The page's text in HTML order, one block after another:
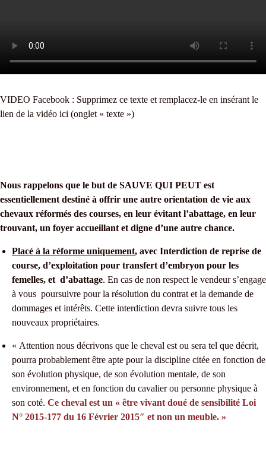
VIDEO Facebook : Supprimez ce texte et remplacez-le en insérant le
lien de la vidéo ici (onglet « texte »)
Nous rappelons que le but de SAUVE QUI PEUT est
essentiellement destiné à offrir une autre orientation de vie aux
chevaux réformés des courses, en leur évitant l’abattage, en leur
trouvant, un foyer accueillant et digne d’une autre chance.
Placé à la réforme uniquement, avec Interdiction de reprise de
course, d’exploitation pour transfert d’embryon pour les
femelles, et d’abattage. En cas de non respect le vendeur s’engage
à vous poursuivre pour la résolution du contrat et la demande de
dommages et intérêts. Cette interdiction devra suivre tous les
nouveaux propriétaires.
« Attention nous décrivons que le cheval est ou sera tel que décrit,
pourra probablement être apte pour la discipline citée en fonction de
son évolution physique, de son évolution mentale, de son
environnement, et en fonction du cavalier ou personne physique à
son coté. Ce cheval est un « être vivant doué de sensibilité Loi
N° 2015-177 du 16 Février 2015″ et non un meuble. »